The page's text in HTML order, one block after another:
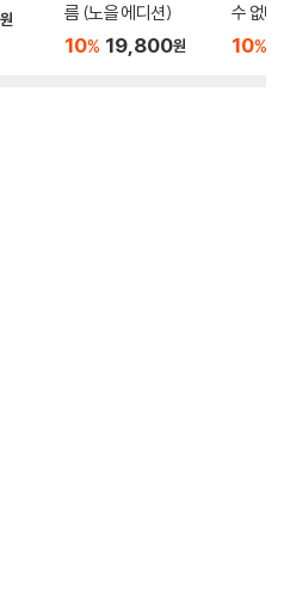
원
름 (노을 에디션)
10% 19,800원
수 없다면
10%